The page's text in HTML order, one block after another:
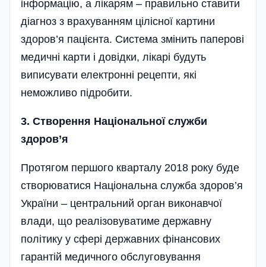
інформацію, а лікарям – правильно ставити
діагноз з врахуванням цілісної картини
здоров’я пацієнта. Система змінить паперові
медичні карти і довідки, лікарі будуть
виписувати електронні рецепти, які
неможливо підробити.
3. Створення Національної служби
здоров’я
Протягом першого кварталу 2018 року буде
створюватися Національна служба здоров’я
України – центральний орган виконавчої
влади, що реалізовуватиме державну
політику у сфері державних фінансових
гарантій медичного обслуговування